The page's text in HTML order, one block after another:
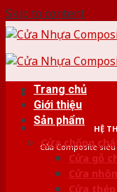
Skip to content
HỆ
Cửa Composite
Trang chủ
Giới thiệu
Sản phẩm
Cửa chống
Cửa gỗ
Cửa
Cửa